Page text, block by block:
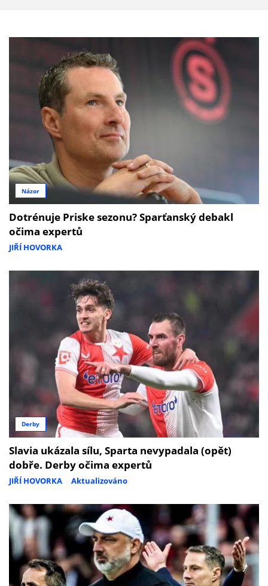
Názor
Dotrénuje Priske sezonu? Sparťanský debakl
očima expertů
JIŘÍ HOVORKA
Derby
Slavia ukázala sílu, Sparta nevypadala (opět)
dobře. Derby očima expertů
JIŘÍ HOVORKA Aktualizováno